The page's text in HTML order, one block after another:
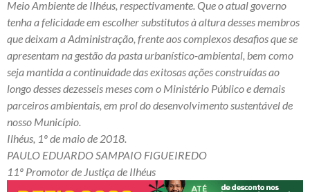
Meio Ambiente de Ilhéus, respectivamente. Que o atual governo
tenha a felicidade em escolher substitutos à altura desses membros
que deixam a Administração, frente aos complexos desafios que se
apresentam na gestão da pasta urbanístico-ambiental, bem como
seja mantida a continuidade das exitosas ações construídas ao
longo desses dezesseis meses com o Ministério Público e demais
parceiros ambientais, em prol do desenvolvimento sustentável de
nosso Município.
Ilhéus, 1º de maio de 2018.
PAULO EDUARDO SAMPAIO FIGUEIREDO
11º Promotor de Justiça de Ilhéus